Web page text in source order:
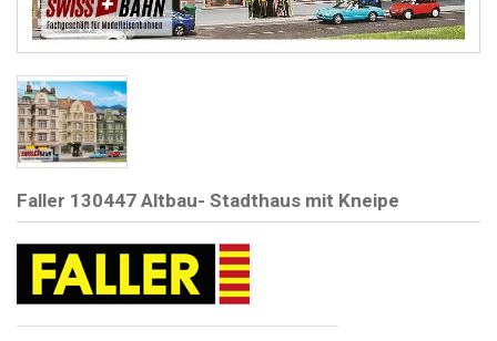
Faller 130447 Altbau- Stadthaus mit Kneipe